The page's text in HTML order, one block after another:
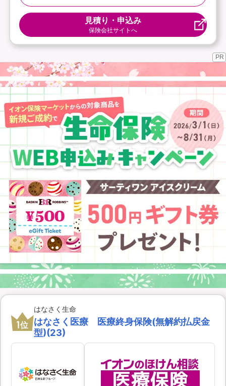
見積り・申込み
保険会社サイトへ
PR
1位
はなさく生命
はなさく医療 医療終身保険(無解約払戻金
型)(23)